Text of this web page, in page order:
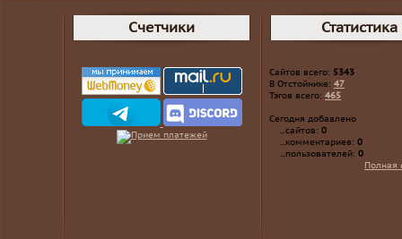
Счетчики Статистика
Сайтов всего: 5343
В Отстойнике: 47
Тэгов всего: 465
Сегодня добавлено
...сайтов: 0
...комментариев: 0
...пользователей: 0
Полная